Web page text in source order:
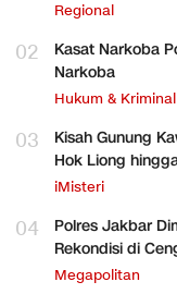
Regional
02
Kasat Narkoba
Narkoba
Hukum & Kriminal
03
Kisah Gunung
Hok Liong
iMisteri
04
Polres Jakbar
Rekondisi di
Megapolitan